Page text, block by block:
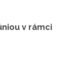
v rámci